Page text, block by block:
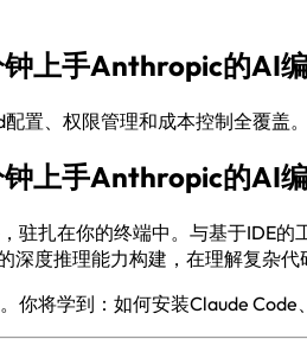
上手Anthropic的AI
置、权限管理和成本控制全覆盖
上手Anthropic的AI
驻扎在你的终端中。与基于IDE
度推理能力构建，在理解复杂代
你将学到：如何安装Claude